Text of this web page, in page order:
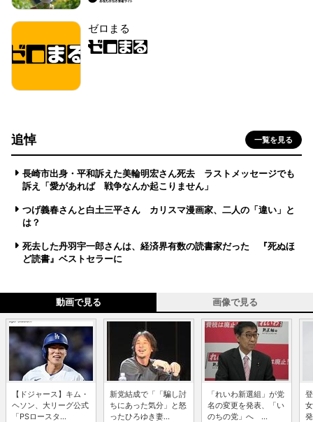
ゼロまる
追悼 一覧を見る
長崎市出身・平和訴えた美輪明宏さん死去 ラストメッセージでも
訴え「愛があれば 戦争なんか起こりません」
つげ義春さんと白土三平さん カリスマ漫画家、二人の「違い」と
は？
死去した丹羽宇一郎さんは、経済界有数の読書家だった 『死ぬほ
ど読書』ベストセラーに
動画で見る 画像で見る
【ドジャース】キム・
ヘソン、大リーグ公式
「PSロースタ...
新党結成で「「騙し討
ちにあった気分」と怒
ったひろゆき妻...
「れいわ新選組」が党
名の変更を発表、「い
のちの党」へ ...